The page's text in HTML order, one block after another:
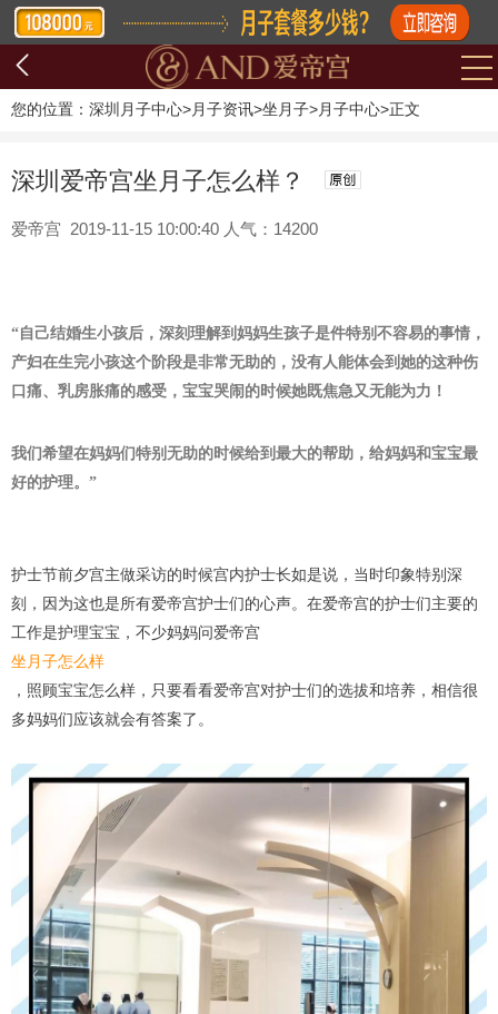
您的位置： 深圳月子中心>月子资讯>坐月子>月子中心>正文
深圳爱帝宫坐月子怎么样？
爱帝宫 2019-11-15 10:00:40 人气：14200
“自己结婚生小孩后，深刻理解到妈妈生孩子是件特别不容易的事情，
产妇在生完小孩这个阶段是非常无助的，没有人能体会到她的这种伤
口痛、乳房胀痛的感受，宝宝哭闹的时候她既焦急又无能为力！
我们希望在妈妈们特别无助的时候给到最大的帮助，给妈妈和宝宝最
好的护理。”
护士节前夕宫主做采访的时候宫内护士长如是说，当时印象特别深
刻，因为这也是所有爱帝宫护士们的心声。在爱帝宫的护士们主要的
工作是护理宝宝，不少妈妈问爱帝宫
坐月子怎么样
，照顾宝宝怎么样，只要看看爱帝宫对护士们的选拔和培养，相信很
多妈妈们应该就会有答案了。